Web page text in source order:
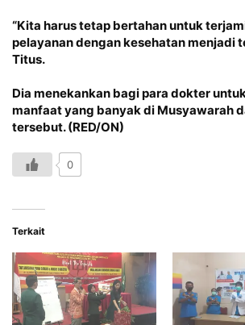
“Kita harus tetap bertahan untuk
pelayanan dengan kesehatan menjadi
Titus.
Dia menekankan bagi para dokter
manfaat yang banyak di Musyawarah
tersebut. (RED/ON)
0
Terkait